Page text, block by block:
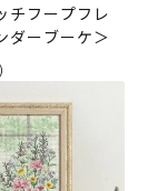
チフープフレ
ダーブーケ＞